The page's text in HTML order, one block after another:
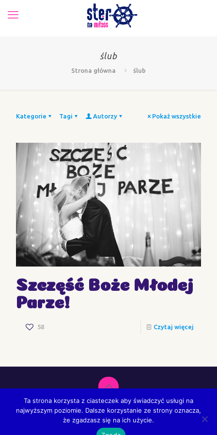
ślub
Strona główna ślub
Kategorie Tagi Autorzy Pokaż wszystkie
Szczęść Boże Młodej
Parze!
58 Czytaj więcej
Fundacja Ster na Miłość. Wszystkie prawa zastrzeżone.
CRE-ACT
Ta strona korzysta z ciasteczek aby świadczyć usługi na
najwyższym poziomie. Dalsze korzystanie ze strony oznacza,
że zgadzasz się na ich użycie.